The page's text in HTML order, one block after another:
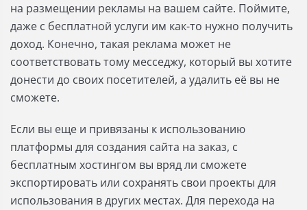
на размещении рекламы на вашем сайте. Поймите,
даже с бесплатной услуги им как-то нужно получить
доход. Конечно, такая реклама может не
соответствовать тому месседжу, который вы хотите
донести до своих посетителей, а удалить её вы не
сможете.
Если вы еще и привязаны к использованию
платформы для создания сайта на заказ, с
бесплатным хостингом вы вряд ли сможете
экспортировать или сохранять свои проекты для
использования в других местах. Для перехода на